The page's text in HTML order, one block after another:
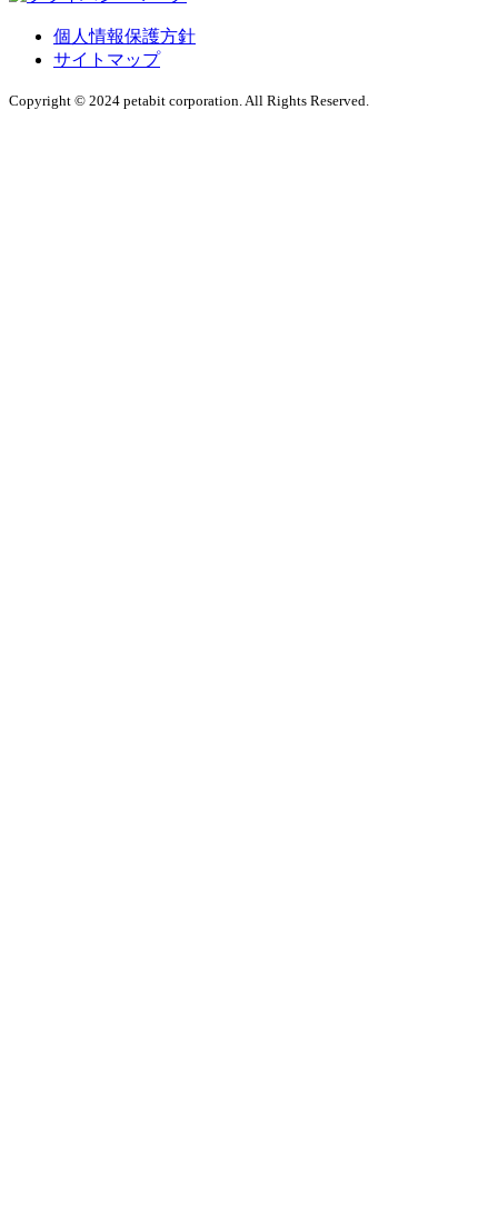
個人情報保護方針
サイトマップ
Copyright © 2024 petabit corporation. All Rights Reserved.